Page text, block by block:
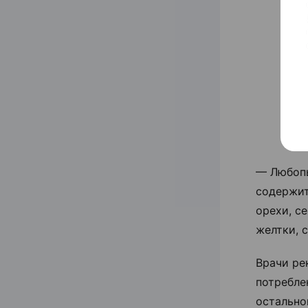
—
орехи,
желтки,
Врачи